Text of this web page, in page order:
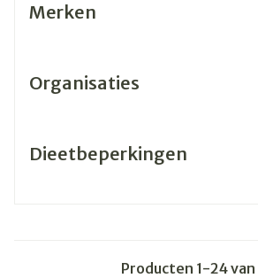
Merken
Organisaties
Dieetbeperkingen
Producten 1-24van